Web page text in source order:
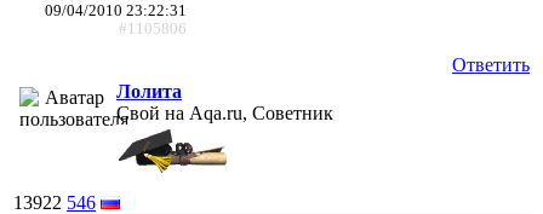
09/04/2010 23:22:31
#1105806
Ответить
Лолита
Свой на Aqa.ru, Советник
13922 546